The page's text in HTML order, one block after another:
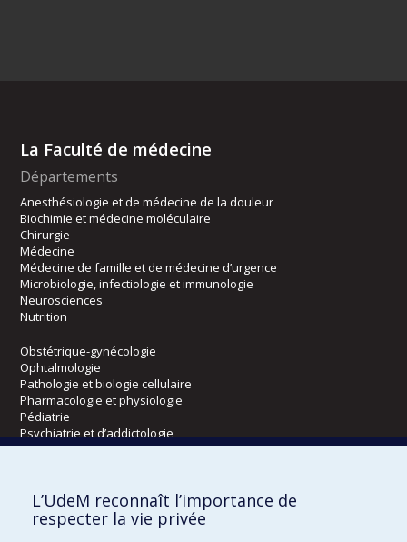
La Faculté de médecine
Départements
Anesthésiologie et de médecine de la douleur
Biochimie et médecine moléculaire
Chirurgie
Médecine
Médecine de famille et de médecine d’urgence
Microbiologie, infectiologie et immunologie
Neurosciences
Nutrition
Obstétrique-gynécologie
Ophtalmologie
Pathologie et biologie cellulaire
Pharmacologie et physiologie
Pédiatrie
Psychiatrie et d’addictologie
Radiologie, radio-oncologie et médecine nucléaire
Écoles
L’UdeM reconnaît l’importance de
respecter la vie privée